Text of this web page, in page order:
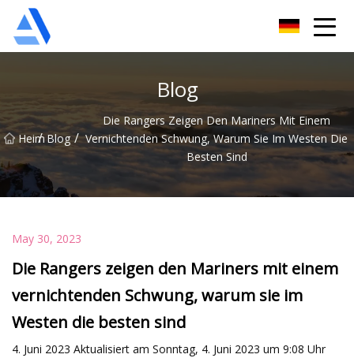
Blog
Heim
/ Blog /
Die Rangers Zeigen Den Mariners Mit Einem
Vernichtenden Schwung, Warum Sie Im Westen Die
Besten Sind
May 30, 2023
Die Rangers zeigen den Mariners mit einem
vernichtenden Schwung, warum sie im
Westen die besten sind
4. Juni 2023 Aktualisiert am Sonntag, 4. Juni 2023 um 9:08 Uhr